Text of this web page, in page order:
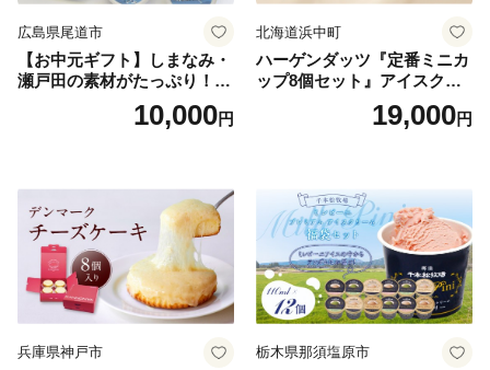
広島県尾道市
【お中元ギフト】しまなみ・
瀬戸田の素材がたっぷり！ジ
10,000円
北海道浜中町
ハーゲンダッツ『定番ミニカ
ップ8個セット』アイスクリ
ーム アイス スイーツ デザー
19,000円
兵庫県神戸市 栃木県那須塩原市